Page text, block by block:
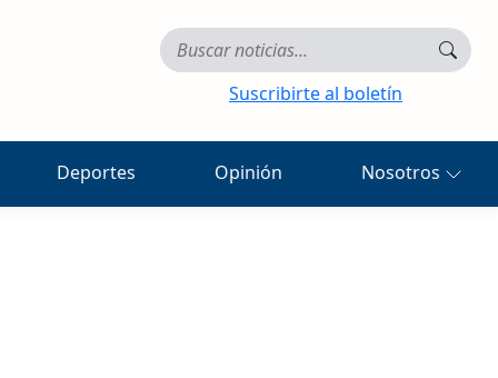
Suscribirte al boletín
Deportes Opinión Nosotros